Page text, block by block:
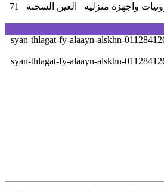
واجهزة منزلية العين السخنة
71